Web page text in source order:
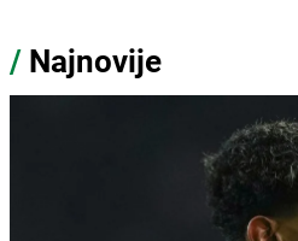
/ Najnovije